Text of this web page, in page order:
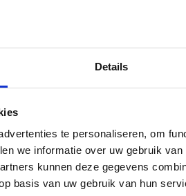
Details
te personaliseren, om
we informatie over uw gebruik
kunnen deze gegevens
basis van uw gebruik van hun